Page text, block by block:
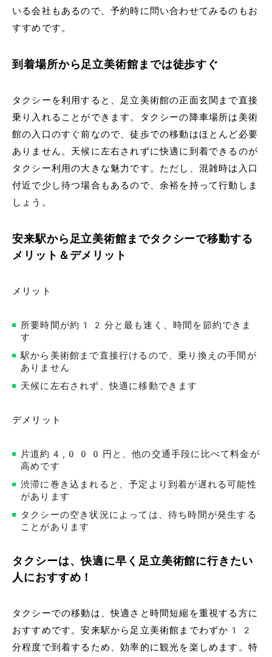
いる会社もあるので、予約時に問い合わせてみるのもお
すすめです。
到着場所から足立美術館までは徒歩すぐ
タクシーを利用すると、足立美術館の正面玄関まで直接
乗り入れることができます。タクシーの降車場所は美術
館の入口のすぐ前なので、徒歩での移動はほとんど必要
ありません。天候に左右されずに快適に到着できるのが
タクシー利用の大きな魅力です。ただし、混雑時は入口
付近で少し待つ場合もあるので、余裕を持って行動しま
しょう。
安来駅から足立美術館までタクシーで移動する
メリット＆デメリット
メリット
所要時間が約12分と最も速く、時間を節約できま
す
駅から美術館まで直接行けるので、乗り換えの手間が
ありません
天候に左右されず、快適に移動できます
デメリット
片道約4,000円と、他の交通手段に比べて料金が
高めです
渋滞に巻き込まれると、予定より到着が遅れる可能性
があります
タクシーの空き状況によっては、待ち時間が発生する
ことがあります
タクシーは、快適に早く足立美術館に行きたい
人におすすめ！
タクシーでの移動は、快適さと時間短縮を重視する方に
おすすめです。安来駅から足立美術館までわずか12
分程度で到着するため、効率的に観光を楽しめます。特